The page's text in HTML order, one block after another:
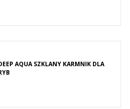
AQUA SZKLANY KARMNIK DLA